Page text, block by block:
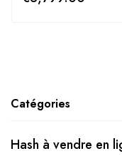
Catégories
Hash à vendre en